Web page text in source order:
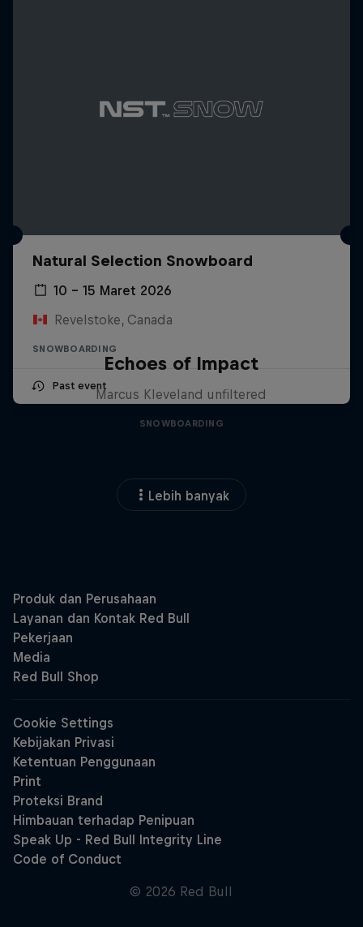
Natural Selection Snowboard
10 – 15 Maret 2026
Revelstoke, Canada
SNOWBOARDING
Past event
Echoes of Impact
Marcus Kleveland unfiltered
SNOWBOARDING
Lebih banyak